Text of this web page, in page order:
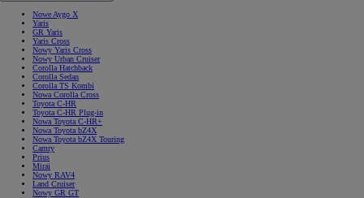
Nowe Aygo X
Yaris
GR Yaris
Yaris Cross
Nowy Yaris Cross
Nowy Urban Cruiser
Corolla Hatchback
Corolla Sedan
Corolla TS Kombi
Nowa Corolla Cross
Toyota C-HR
Toyota C-HR Plug-in
Nowa Toyota C-HR+
Nowa Toyota bZ4X
Nowa Toyota bZ4X Touring
Camry
Prius
Mirai
Nowy RAV4
Land Cruiser
Nowy GR GT